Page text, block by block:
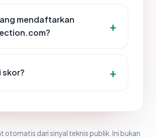
mendaftarkan
skor?
otomatis dari sinyal teknis publik. Ini bukan